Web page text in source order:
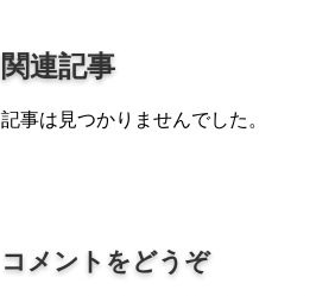
関連記事
記事は見つかりませんでした。
コメントをどうぞ